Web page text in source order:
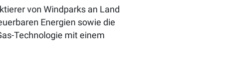
von Windparks an Land
Energien sowie die
Technologie mit einem